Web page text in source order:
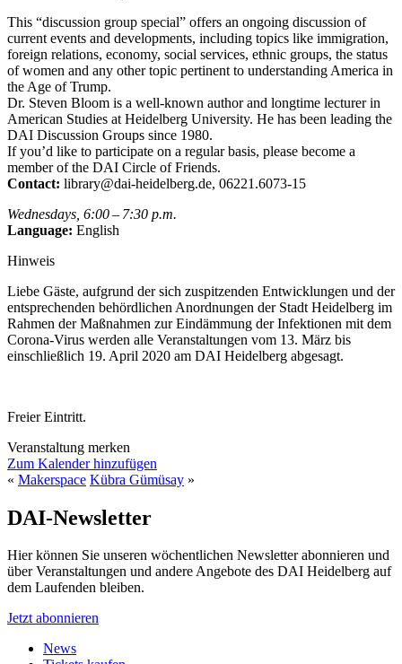
This “discussion group special” offers an ongoing discussion of
current events and developments, including topics like immigration,
foreign relations, economy, social services, ethnic groups, the status
of women and any other topic pertinent to understanding America in
the Age of Trump.
Dr. Steven Bloom is a well-known author and longtime lecturer in
American Studies at Heidelberg University. He has been leading the
DAI Discussion Groups since 1980.
If you’d like to participate on a regular basis, please become a
member of the DAI Circle of Friends.
Contact: library@dai-heidelberg.de, 06221.6073-15
Wednesdays, 6:00 – 7:30 p.m.
Language: English
Hinweis
Liebe Gäste, aufgrund der sich zuspitzenden Entwicklungen und der
entsprechenden behördlichen Anordnungen der Stadt Heidelberg im
Rahmen der Maßnahmen zur Eindämmung der Infektionen mit dem
Corona-Virus werden alle Veranstaltungen vom 13. März bis
einschließlich 19. April 2020 am DAI Heidelberg abgesagt.
Freier Eintritt.
Veranstaltung merken
Zum Kalender hinzufügen
« Makerspace Kübra Gümüsay »
DAI-Newsletter
Hier können Sie unseren wöchentlichen Newsletter abonnieren und
über Veranstaltungen und andere Angebote des DAI Heidelberg auf
dem Laufenden bleiben.
Jetzt abonnieren
News